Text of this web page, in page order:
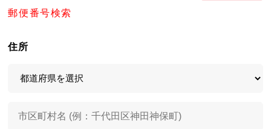
郵便番号検索
住所